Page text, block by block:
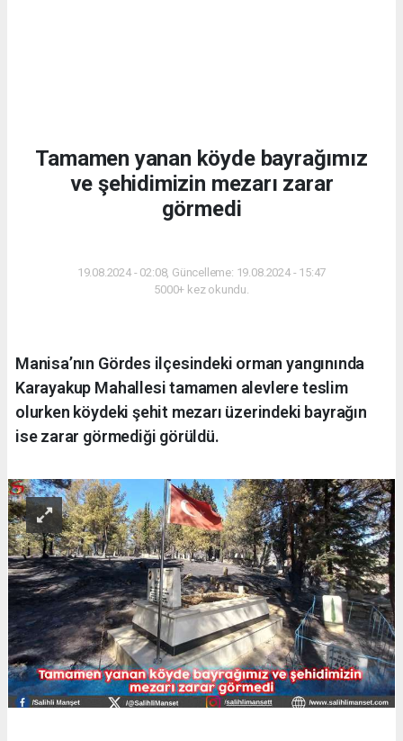
Tamamen yanan köyde bayrağımız
ve şehidimizin mezarı zarar
görmedi
19.08.2024 - 02:08, Güncelleme: 19.08.2024 - 15:47
5000+ kez okundu.
Manisa’nın Gördes ilçesindeki orman yangınında
Karayakup Mahallesi tamamen alevlere teslim
olurken köydeki şehit mezarı üzerindeki bayrağın
ise zarar görmediği görüldü.